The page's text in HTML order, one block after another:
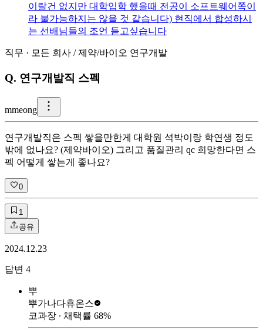
이랄건 없지만 대학입학 했을때 전공이 소프트웨어쪽이
라 불가능하지는 않을 것 같습니다) 현직에서 합성하시
는 선배님들의 조언 듣고싶습니다
직무 · 모든 회사 /제약/바이오 연구개발
Q. 연구개발직 스펙
mmeong
연구개발직은 스펙 쌓을만한게 대학원 석박이랑 학연생 정도
밖에 없나요? (제약바이오) 그리고 품질관리 qc 희망한다면 스
펙 어떻게 쌓는게 좋나요?
0
1
공유
2024.12.23
답변 4
뿌
뿌가나다휴온스
코과장 ∙ 채택률 68%